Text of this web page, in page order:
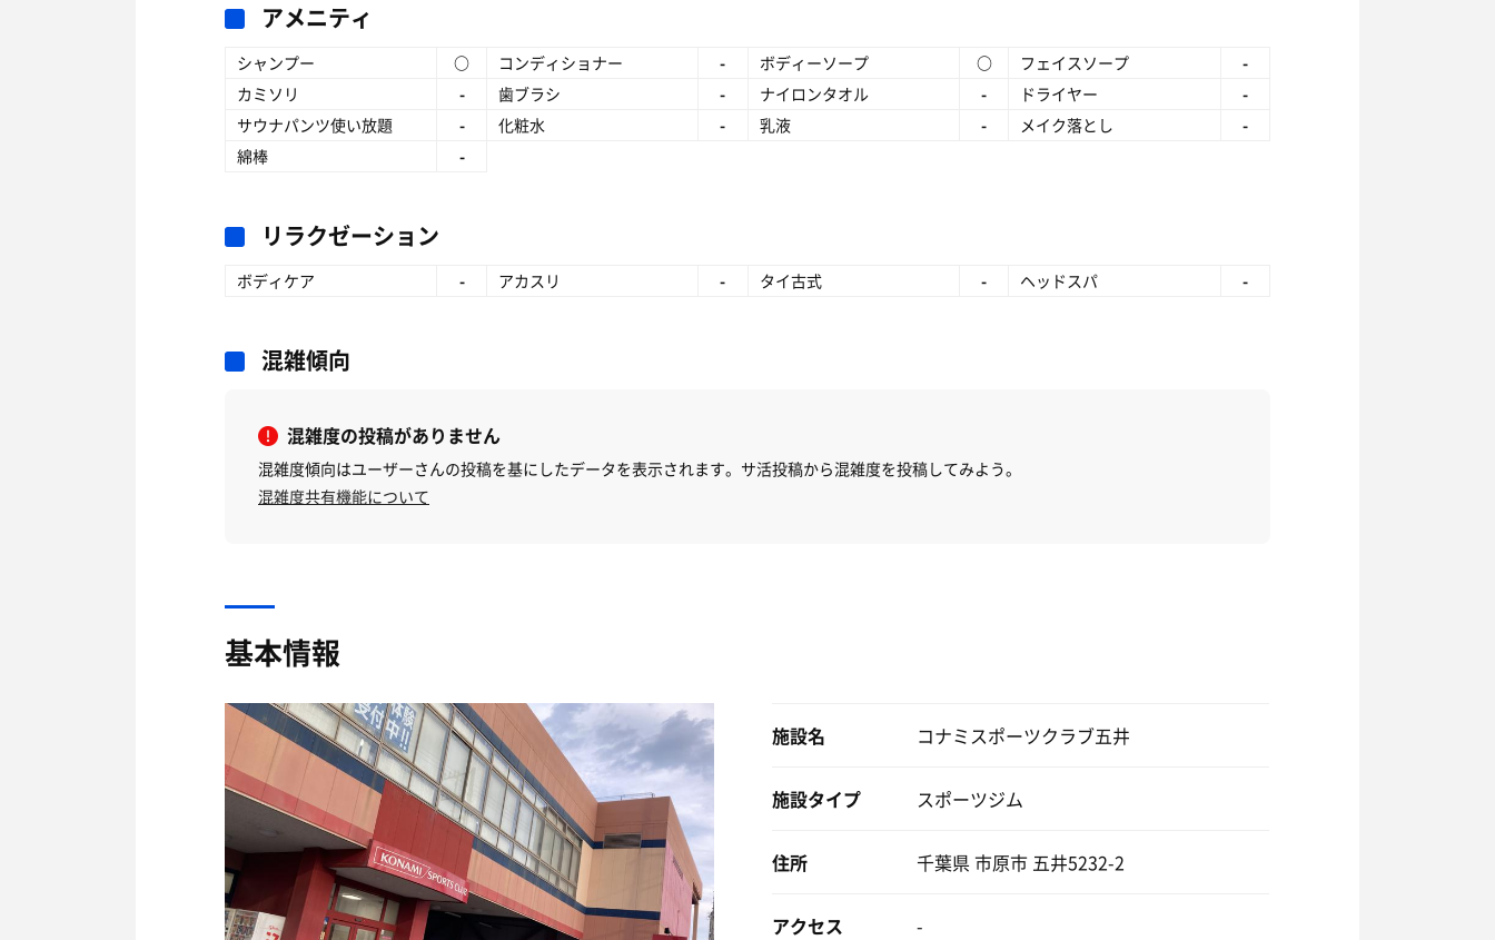
アメニティ
シャンプー ○ コンディショナー - ボディーソープ ○ フェイスソープ
-
カミソリ
- 歯ブラシ - ナイロンタオル - ドライヤー
-
サウナパンツ使い放題
- 化粧水 - 乳液 - メイク落とし
-
綿棒
-
リラクゼーション
ボディケア - アカスリ - タイ古式 - ヘッドスパ -
混雑傾向
混雑度の投稿がありません
混雑度傾向はユーザーさんの投稿を基にしたデータを表示されます。サ活投稿から混雑度を投稿してみよう。
混雑度共有機能について
基本情報
施設名 コナミスポーツクラブ五井
施設タイプ スポーツジム
住所 千葉県 市原市 五井5232-2
アクセス -